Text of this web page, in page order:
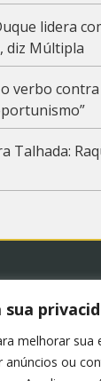
melhorar sua
anúncios ou
lidera
diz Múltipla
verbo
Talhada:
Lima.
(LGPD)